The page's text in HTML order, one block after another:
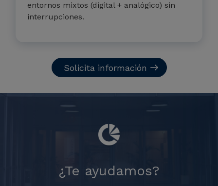
entornos mixtos (digital + analógico) sin
interrupciones.
Solicita información
¿Te ayudamos?